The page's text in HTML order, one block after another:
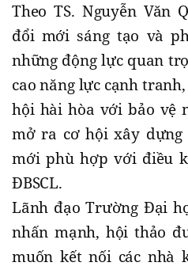
Theo TS. Nguyễn Văn
đổi mới sáng tạo và
những động lực quan
cao năng lực cạnh
hội hài hòa với bảo vệ
mở ra cơ hội xây
mới phù hợp với điều
ĐBSCL.
Lãnh đạo Trường Đại
nhấn mạnh, hội thảo
muốn kết nối các nhà